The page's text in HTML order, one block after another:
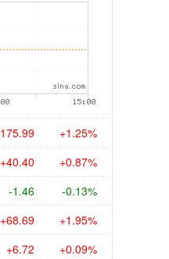
+1.25%
+40.40 +0.87%
-1.46 -0.13%
+68.69 +1.95%
+6.72 +0.09%